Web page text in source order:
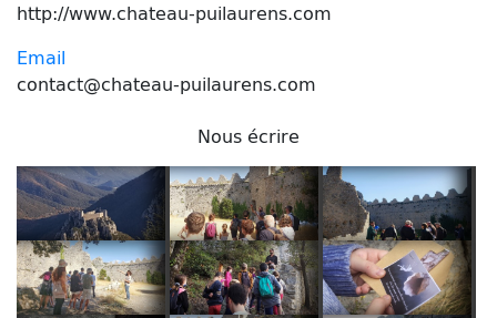
http://www.chateau-puilaurens.com
Email
contact@chateau-puilaurens.com
Nous écrire